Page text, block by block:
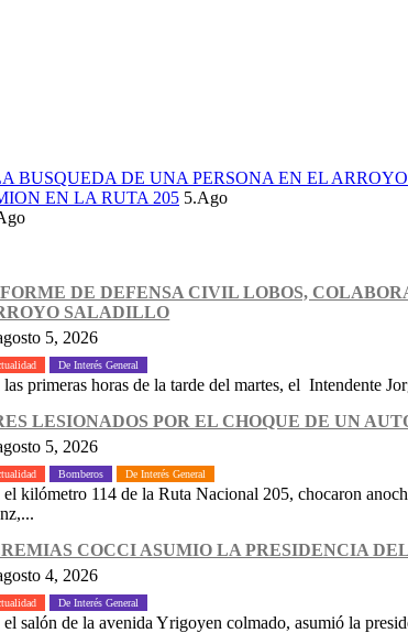
BUSQUEDA DE UNA PERSONA EN EL
EN LA RUTA 205 5.Ago
DE DEFENSA CIVIL LOBOS,
SALADILLO
5, 2026
De Interés General
las primeras horas de la tarde del martes, el Intendente
LESIONADOS POR EL CHOQUE DE UN
5, 2026
Bomberos De Interés General
el kilómetro 114 de la Ruta Nacional 205, chocaron
COCCI ASUMIO LA PRESIDENCIA
4, 2026
De Interés General
el salón de la avenida Yrigoyen colmado, asumió la